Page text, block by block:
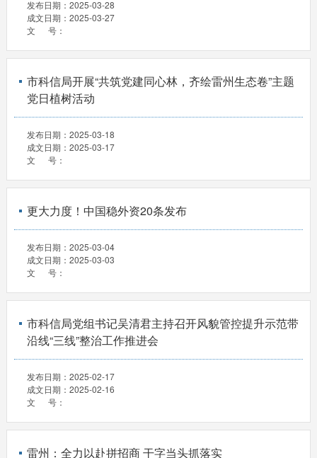
发布日期： 2025-03-28
成文日期： 2025-03-27
文 号：
市科信局开展“共筑党建同心林，齐绘雷州生态卷”主题
党日植树活动
发布日期： 2025-03-18
成文日期： 2025-03-17
文 号：
更大力度！中国稳外资20条发布
发布日期： 2025-03-04
成文日期： 2025-03-03
文 号：
市科信局党组书记吴清君主持召开风貌管控提升示范带
沿线“三线”整治工作推进会
发布日期： 2025-02-17
成文日期： 2025-02-16
文 号：
雷州：全力以赴拼招商 干字当头抓落实